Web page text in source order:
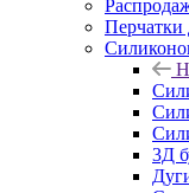
Перчатки
3Д